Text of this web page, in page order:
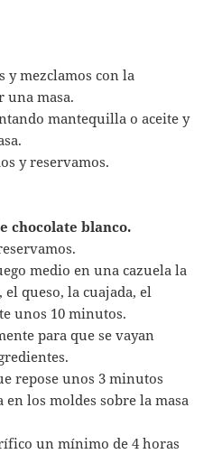
y mezclamos con la
una masa.
mantequilla o aceite y
y reservamos.
chocolate blanco.
medio en una cazuela la
el queso, la cuajada, el
unos 10 minutos.
para que se vayan
repose unos 3 minutos
en los moldes sobre la masa
un mínimo de 4 horas